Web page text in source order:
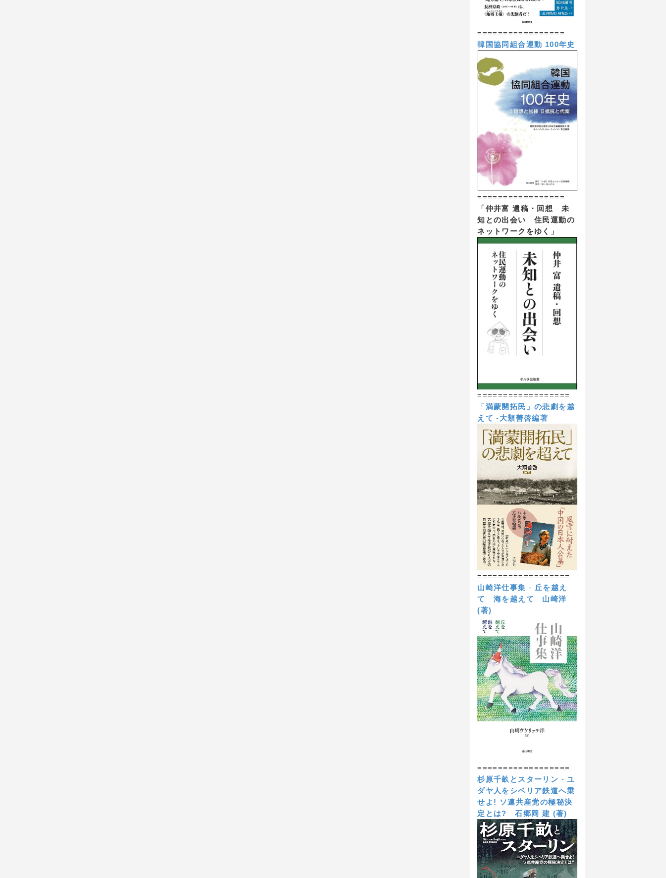
=================
韓国協同組合運動 100年史
=================
「仲井富 遺稿・回想 未
知との出会い 住民運動の
ネットワークをゆく」
==================
「満蒙開拓民」の悲劇を越
えて -大類善啓編著
==================
山崎洋仕事集 - 丘を越え
て 海を越えて
山崎洋
(著)
==================
杉原千畝とスターリン -ユ
ダヤ人をシベリア鉄道へ乗
せよ! ソ連共産党の極秘決
定とは?
石郷岡 建 (著)